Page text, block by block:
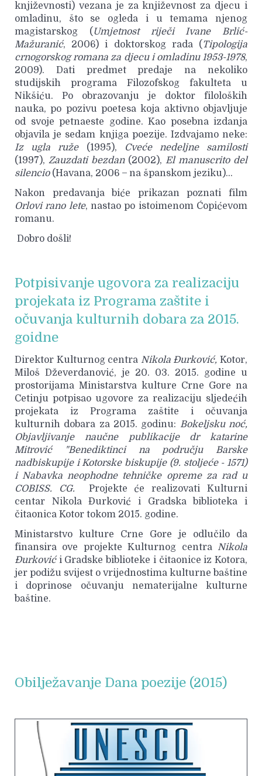
književnosti) vezana je za književnost za djecu i
omladinu, što se ogleda i u temama njenog
magistarskog ( Umjetnost riječi Ivane Brlić-
Mažuranić, 2006) i doktorskog rada ( Tipologija
crnogorskog romana za djecu i omladinu 1953-1978,
2009). Dati predmet predaje na nekoliko
studijskih programa Filozofskog fakulteta u
Nikšiću. Po obrazovanju je doktor filoloških
nauka, po pozivu poetesa koja aktivno objavljuje
od svoje petnaeste godine. Kao posebna izdanja
objavila je sedam knjiga poezije. Izdvajamo neke:
Iz ugla ruže(1995),
Cveće nedeljne samilosti
(1997), Zauzdati bezdan(2002), El manuscrito del
silencio(Havana, 2006 ̶ na španskom jeziku)…
Nakon predavanja biće prikazan poznati film
Orlovi rano lete, nastao po istoimenom Ćopićevom
romanu.
Dobro došli!
Potpisivanje ugovora za realizaciju
projekata iz Programa zaštite i
očuvanja kulturnih dobara za 2015.
goidne
Direktor Kulturnog centra Nikola Đurković,Kotor,
Miloš Dževerdanović, je 20. 03. 2015. godine u
prostorijama Ministarstva kulture Crne Gore na
Cetinju potpisao ugovore za realizaciju sljedećih
projekata iz Programa zaštite i očuvanja
kulturnih dobara za 2015. godinu: Bokeljsku noć,
Objavljivanje naučne publikacije dr
katarine
Mitrović "Benediktinci na području Barske
nadbiskupije i Kotorske biskupije (9. stoljeće - 1571)
i Nabavka neophodne tehničke opreme za rad u
COBISS. CG. Projekte će realizovati Kulturni
centar Nikola Đurković
i Gradska biblioteka i
čitaonica Kotor tokom 2015. godine.
Ministarstvo kulture Crne Gore je odlučilo da
finansira ove projekte Kulturnog centra Nikola
Đurković i Gradske biblioteke i čitaonice iz Kotora,
jer podižu svijest o vrijednostima kulturne baštine
i doprinose očuvanju nematerijalne kulturne
baštine.
Obilježavanje Dana poezije (2015)